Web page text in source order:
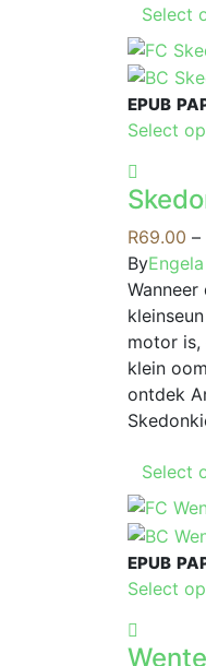
Select
EPUB
Select
R69.00 –
By
motor is,
klein
ontdek
Select
EPUB
Select